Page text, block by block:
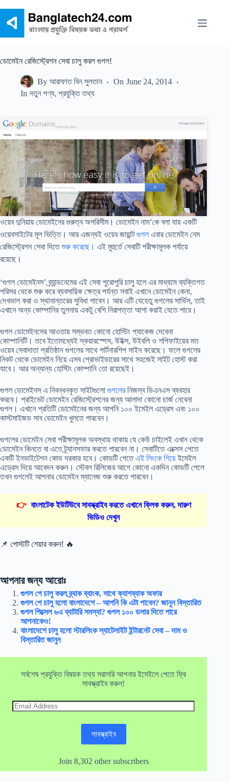
content
ডোমেইন রেজিস্ট্রেশন সেবা চালু করল গুগল!
By আরাফাত বিন সুলতান On June 24, 2014
In নতুন পণ্য,প্রযুক্তি তথ্য
ওয়েব দুনিয়ায় ডোমেইনের গুরুত্ব অপরিসীম। ডোমেইন নাম’কে বলা যায় একটি
ওয়েবসাইটের মূল ভিত্তি। আর এজন্যই ওয়েব জায়ান্টগুগল এবার ডোমেইন নেম
রেজিস্ট্রেশন সেবা দিতেশুরু করেছে। এই মুহুর্তে সেবাটি পরীক্ষামূলক পর্যায়ে
রয়েছে।
‘গুগল ডোমেইনস’ ব্র্যান্ডনেমের এই সেবা পুরোপুরি চালু হলে এর মাধ্যমে ব্যক্তিগত
পরিসর থেকে শুরু করে ব্যবসায়িক ক্ষেত্র পর্যন্ত সবাই এখানে ডোমেইন কেনা,
দেখভাল করা ও স্থানান্তরের সুবিধা পাবেন। আর এটি যেহেতু গুগলের সার্ভিস, তাই
এখানে অন্য কোম্পানির তুলনায় একটু বেশি নিরাপত্তা আশা করাই যেতে পারে।
গুগল ডোমেইনসের আওতায় সম্ভবত কোনো হোস্টিং প্যাকেজ দেবেনা
কোম্পানিটি। তবে ইতোমধ্যেই স্কয়ারস্পেস, উইক্স, উইবলি ও শপিফাইয়ের মত
ওয়েব সেবাদাতা প্রতিষ্ঠান গুগলের সাথে পার্টনারশিপ সাইন করেছে। ফলে গুগলের
নিকট থেকে ডোমেইন নিয়ে এসব প্রোভাইডারের সাথে সহজেই সাইট হোস্ট করা
যাবে। আর অন্যান্য হোস্টিং কোম্পানি তো রয়েছেই।
গুগল ডোমেইনস এ নিবন্ধনকৃত সাইটগুলো গুগলেরনিজস্ব ডিএনএস ব্যবহার
করবে। প্রাইভেট ডোমেইন রেজিস্ট্রেশনের জন্য আলাদা কোনো চার্জ নেবেনা
গুগল। এখানে প্রতিটি ডোমেইনের জন্য আপনি ১০০ ইমেইল এড্রেস এবং ১০০
কাস্টমাইজড সাব ডোমেইন খুলতে পারবেন।
গুগলের ডোমেইন সেবা পরীক্ষামূলক অবস্থায় থাকায় যে কেউ চাইলেই এখান থেকে
ডোমেইন কিনতে বা এতে ট্র্যানসফার করতে পারবেন না। সেবাটিতে এক্সেস পেতে
একটি ইনভাইটেশন কোড দরকার হবে। কোডটি পেতেএই লিংকে গিয়েইমেইল
এড্রেস দিয়ে আবেদন করুন। স্টেবল রিলিজের আগে কোনো একদিন কোডটি পেলে
তখন গুগলেই আপনার ডোমেইন ম্যানেজ শুরু করতে পারবেন।
👉 বাংলাটেক ইউটিউবে সাবস্ক্রাইব করতে এখানে ক্লিক করুন, দারুণ
ভিডিও দেখুন
📌 পোস্টটি শেয়ার করুন! 🔥
আপনার জন্য আরোঃ
গুগল পে চালু করল ব্র্যাক ব্যাংক, সাথে ক্যাশব্যাক অফার
গুগল পে চালু হলো বাংলাদেশে – আপনি কি এটা পাবেন? জানুন বিস্তারিত
গুগল পিক্সেল ৬এ ব্যাটারি সমস্যা? গুগল ১০০ ডলার দিতে পারে
আপনাকেও!
বাংলাদেশে চালু হলো স্টারলিংক স্যাটেলাইট ইন্টারনেট সেবা – দাম ও
বিস্তারিত জানুন
সর্বশেষ প্রযুক্তি বিষয়ক তথ্য সরাসরি আপনার ইমেইলে পেতে ফ্রি
সাবস্ক্রাইব করুন!
Email
Address
সাবস্ক্রাইব
Join 8,302 other subscribers